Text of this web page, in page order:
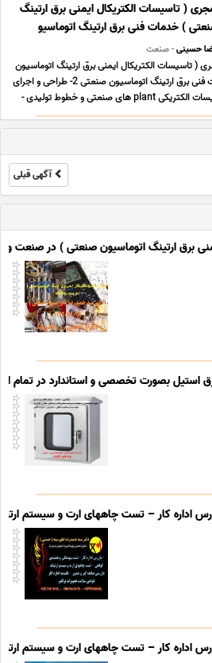
25 آزادراه قزوین-تهران حرارتی و سیکل ترکیبی تست
– بازرس اداره کار – تس ... ...
( تاسیسات الکتریکال ایمنی برق ارتینگ
) خدمات فنی برق ارتینگ اتوماسیو
حسینی- صنعت
( تاسیسات الکتریکال ایمنی برق ارتینگ اتوماسیون
صنعتی ) خدمات فنی برق ارتینگ اتوماسیون صنعتی 2- طراحی و اجرای
تجهیزات و تاسیسات الکتریکی plant های صنعتی و خطوط تولیدی -
دستگاه ها و سیستم های صنعتی در خطوط تولید -
پیشگیرانه ی کارخ ... ...
آگهی قبلی
برق ارتینگ اتوماسیون صنعتی ) در صنعت و
استیل بصورت تخصصی و استاندارد در تمام
اداره کار – تست چاههای ارت و سیستم
اداره کار – تست چاههای ارت و سیستم